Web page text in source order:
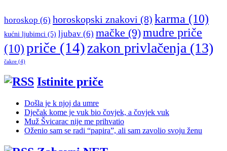
horoskop (6) horoskopski znakovi (8) karma (10)
kućni ljubimci (5) ljubav (6) mačke (9)mudre priče
(10)priče (14)zakon privlačenja (13)
čakre (4)
Istinite priče
Došla je k njoj da umre
Dječak kome je vuk bio čovjek, a čovjek vuk
Muž Švicarac nije me prihvatio
Oženio sam se radi “papira”, ali sam zavolio svoju ženu